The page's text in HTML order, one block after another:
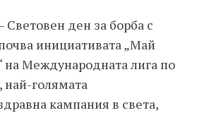
ден за борба с
инициативата „Май
на Международната лига по
най-голямата
кампания в света,